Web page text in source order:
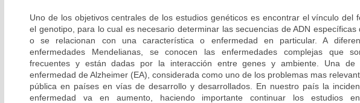
Uno de los objetivos centrales de los estudios genéticos es encontrar el vínculo del
el genotipo, para lo cual es necesario determinar las secuencias de ADN específicas
o se relacionan con una característica o enfermedad en particular. A
enfermedades Mendelianas, se conocen las enfermedades complejas que
frecuentes y están dadas por la interacción entre genes y ambiente. Una de
enfermedad de Alzheimer (EA), considerada como uno de los problemas mas
pública en países en vías de desarrollo y desarrollados. En nuestro país la
enfermedad va en aumento, haciendo importante continuar los estudios